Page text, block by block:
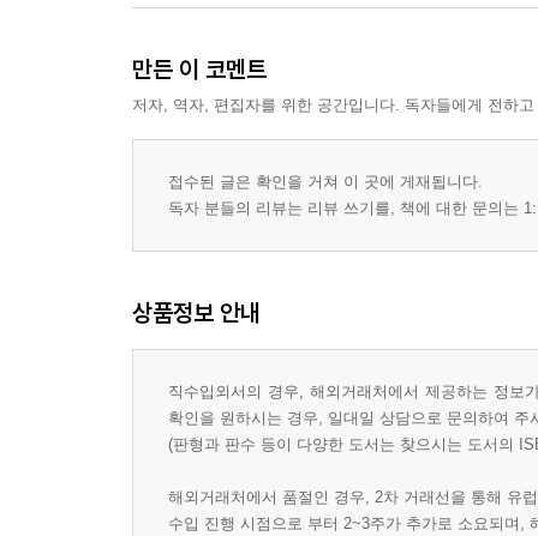
만든 이 코멘트
저자, 역자, 편집자를 위한 공간입니다. 독자들에게 전하
접수된 글은 확인을 거쳐 이 곳에 게재됩니다.
독자 분들의 리뷰는 리뷰 쓰기를, 책에 대한 문의는
상품정보 안내
직수입외서의 경우, 해외거래처에서 제공하는 정
확인을 원하시는 경우, 일대일 상담으로 문의하여 주
(판형과 판수 등이 다양한 도서는 찾으시는 도서의
해외거래처에서 품절인 경우, 2차 거래선을 통해 유
수입 진행 시점으로 부터 2~3주가 추가로 소요되며,